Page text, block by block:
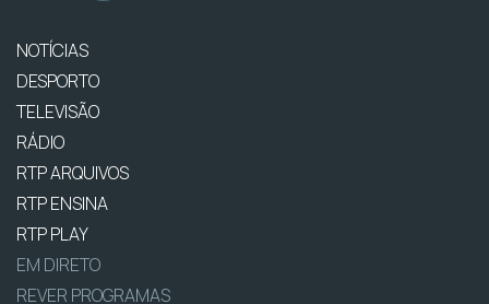
NOTÍCIAS
DESPORTO
TELEVISÃO
RÁDIO
RTP ARQUIVOS
RTP ENSINA
RTP PLAY
EM DIRETO
REVER PROGRAMAS